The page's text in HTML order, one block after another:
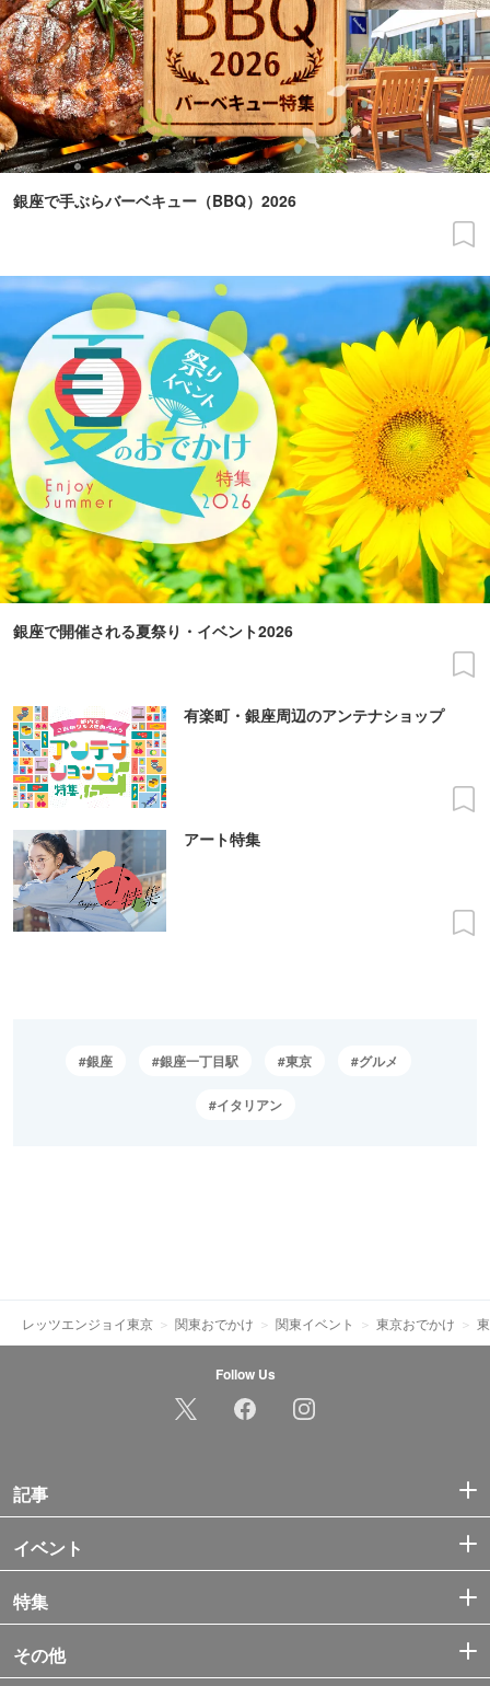
銀座で手ぶらバーベキュー（BBQ）2026
銀座で開催される夏祭り・イベント2026
有楽町・銀座周辺のアンテナショップ
アート特集
銀座 銀座一丁目駅 東京 グルメ
イタリアン
レッツエンジョイ東京 関東おでかけ 関東イベント 東京おでかけ
Follow Us
記事
イベント
特集
その他